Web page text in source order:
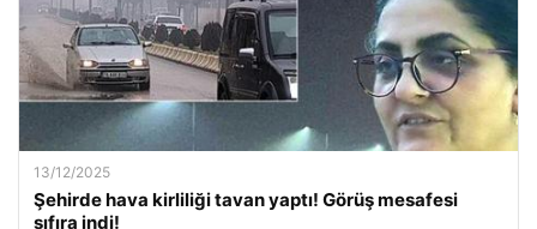
13/12/2025
Şehirde hava kirliliği tavan yaptı! Görüş mesafesi
sıfıra indi!